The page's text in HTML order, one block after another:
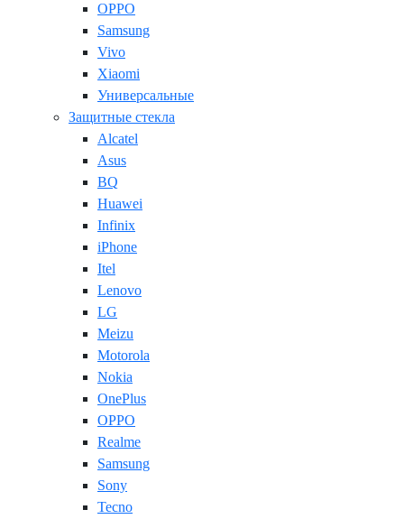
OPPO
Samsung
Vivo
Xiaomi
Универсальные
Защитные стекла
Alcatel
Asus
BQ
Huawei
Infinix
iPhone
Itel
Lenovo
LG
Meizu
Motorola
Nokia
OnePlus
OPPO
Realme
Samsung
Sony
Tecno